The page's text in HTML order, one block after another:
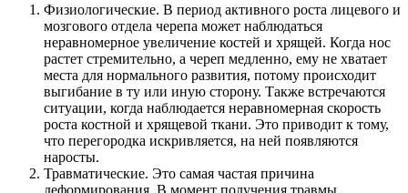
Физиологические. В период активного роста лицевого и
мозгового отдела черепа может наблюдаться
неравномерное увеличение костей и хрящей. Когда нос
растет стремительно, а череп медленно, ему не хватает
места для нормального развития, потому происходит
выгибание в ту или иную сторону. Также встречаются
ситуации, когда наблюдается неравномерная скорость
роста костной и хрящевой ткани. Это приводит к тому,
что перегородка искривляется, на ней появляются
наросты.
Травматические. Это самая частая причина
деформирования. В момент получения травмы